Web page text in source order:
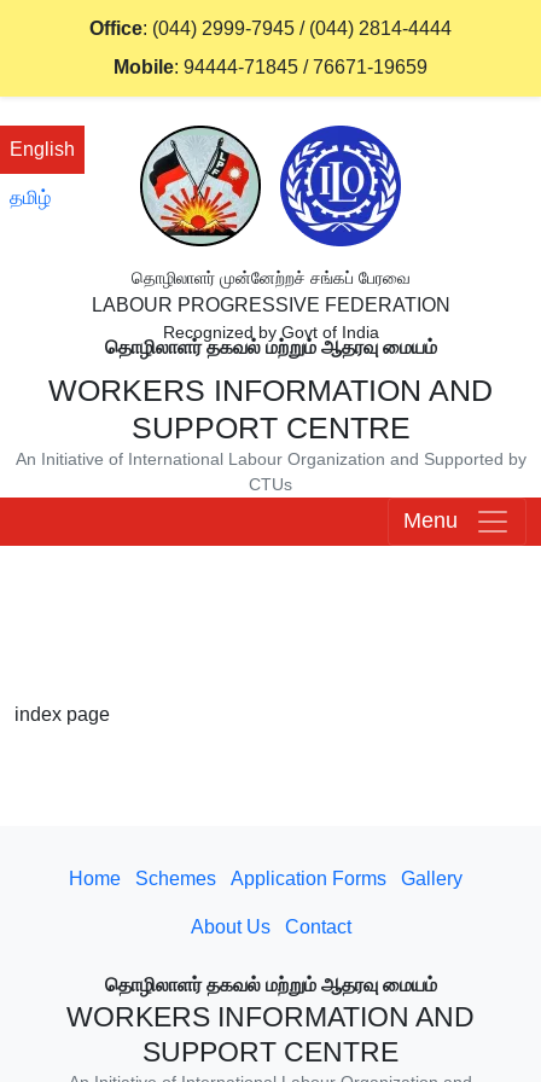
Office: (044) 2999-7945 / (044) 2814-4444
Mobile: 94444-71845 /76671-19659
English
தமிழ்
தொழிலாளர் முன்னேற்றச் சங்கப் பேரவை
LABOUR PROGRESSIVE FEDERATION
Recognized by Govt of India
தொழிலாளர் தகவல் மற்றும் ஆதரவு மையம்
WORKERS INFORMATION AND
SUPPORT CENTRE
An Initiative of International Labour Organization and Supported by
CTUs
Menu
index page
Home Schemes Application Forms Gallery
About Us Contact
தொழிலாளர் தகவல் மற்றும் ஆதரவு மையம்
WORKERS INFORMATION AND
SUPPORT CENTRE